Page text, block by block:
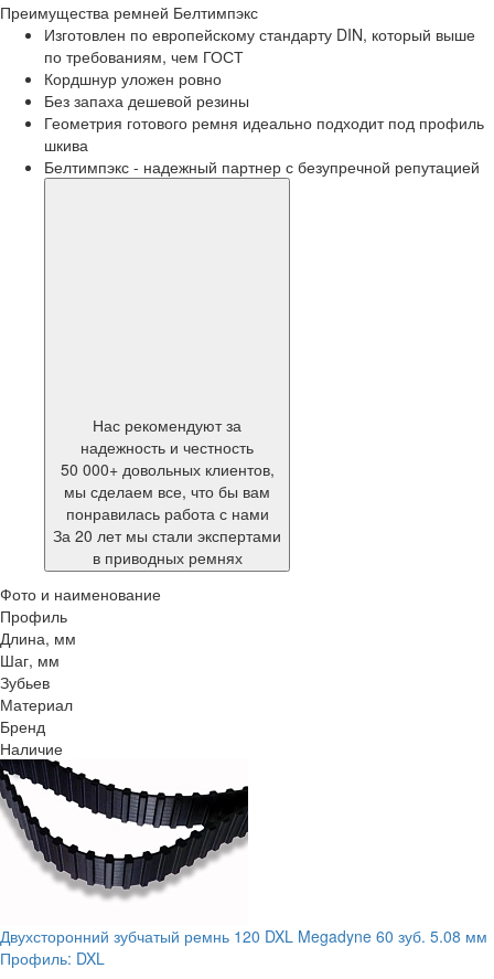
Преимущества ремней Белтимпэкс
Изготовлен по европейскому стандарту DIN, который выше
по требованиям, чем ГОСТ
Кордшнур уложен ровно
Без запаха дешевой резины
Геометрия готового ремня идеально подходит под профиль
шкива
Белтимпэкс - надежный партнер с безупречной репутацией
Нас рекомендуют за
надежность и честность
50 000+ довольных клиентов,
мы сделаем все, что бы вам
понравилась работа с нами
За 20 лет мы стали экспертами
в приводных ремнях
Фото и наименование
Профиль
Длина, мм
Шаг, мм
Зубьев
Материал
Бренд
Наличие
Двухсторонний зубчатый ремнь 120 DXL Megadyne 60 зуб. 5.08 мм
Профиль: DXL